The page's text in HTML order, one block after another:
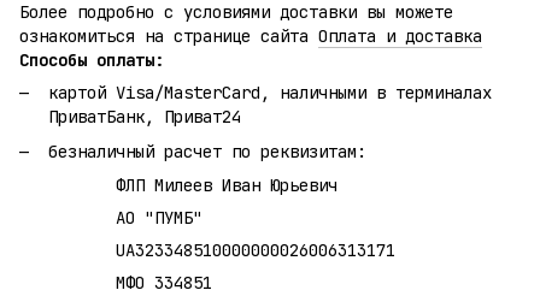
Более подробно с условиями доставки вы можете
ознакомиться на странице сайта Оплата и доставка
Способы оплаты:
картой Visa/MasterCard, наличными в терминалах
ПриватБанк, Приват24
безналичный расчет по реквизитам:
ФЛП Милеев Иван Юрьевич
АО "ПУМБ"
UA323348510000000026006313171
МФО 334851